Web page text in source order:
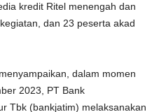
kredit Ritel menengah dan
dan 23 peserta akad
dalam momen
2023, PT Bank
Tbk (bankjatim) melaksanakan